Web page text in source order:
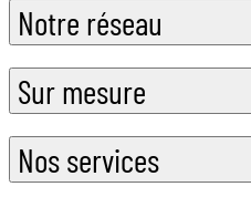
Notre réseau
Sur mesure
Nos services